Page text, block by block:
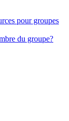
pour groupes
du groupe?